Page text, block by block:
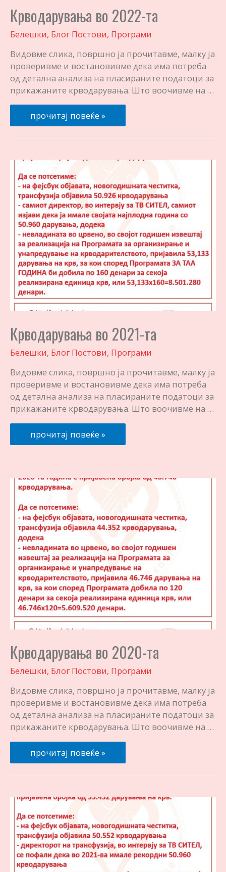
Крводарувања во 2022-та
Белешки, Блог Постови, Програми
Видовме слика, површно ја прочитавме, малку ја
проверивме и востановивме дека има потреба
од детална анализа на пласираните податоци за
прикажаните крводарувања. Што воочивме на …
Крводарувања
во
2022-
прочитај повеќе »
Крводарувања во 2021-та
Белешки, Блог Постови, Програми
Видовме слика, површно ја прочитавме, малку ја
проверивме и востановивме дека има потреба
од детална анализа на пласираните податоци за
прикажаните крводарувања. Што воочивме на …
Крводарувања
во
2021-
прочитај повеќе »
Крводарувања во 2020-та
Белешки, Блог Постови, Програми
Видовме слика, површно ја прочитавме, малку ја
проверивме и востановивме дека има потреба
од детална анализа на пласираните податоци за
прикажаните крводарувања. Што воочивме на …
Крводарувања
во
2020-
прочитај повеќе »